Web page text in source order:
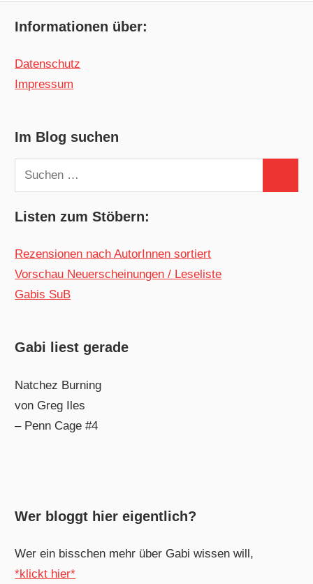
Informationen über:
Datenschutz
Impressum
Im Blog suchen
Suchen
nach:
Listen zum Stöbern:
Rezensionen nach AutorInnen sortiert
Vorschau Neuerscheinungen / Leseliste
Gabis SuB
Gabi liest gerade
Natchez Burning
von Greg Iles
– Penn Cage #4
Wer bloggt hier eigentlich?
Wer ein bisschen mehr über Gabi wissen will,
*klickt hier*